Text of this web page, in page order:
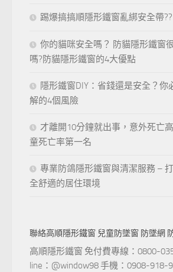
踢爆搞搞順隱形鐵窗亂綁安全帶??
你的貓咪安全嗎？ 防貓隱形鐵窗
嗎?防貓隱形鐵窗的4大優點
隱形鐵窗DIY：省錢還是安全？你
解的4個風險
才離開10分鐘就出事，意外死亡
童死亡率第一名
專業防鴿隱形鐵窗與清潔服務 –
全舒適的居住環境
聯絡高順隱形鐵窗 兒童防墜窗 防墜網
高順隱形鐵窗 免付費專線：0800-
line：@window98 手機：0908-918-